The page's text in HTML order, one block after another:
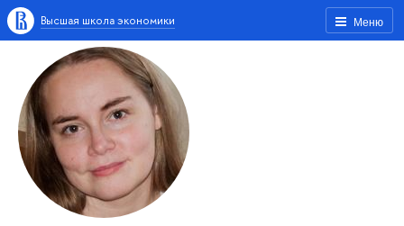
Меню
Высшая школа экономики